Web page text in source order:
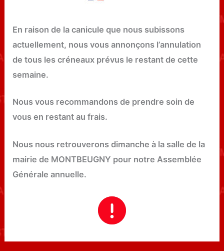
En raison de la canicule que nous subissons
actuellement, nous vous annonçons l’annulation
de tous les créneaux prévus le restant de cette
semaine.
Nous vous recommandons de prendre soin de
vous en restant au frais.
Nous nous retrouverons dimanche à la salle de la
mairie de MONTBEUGNY pour notre Assemblée
Générale annuelle.